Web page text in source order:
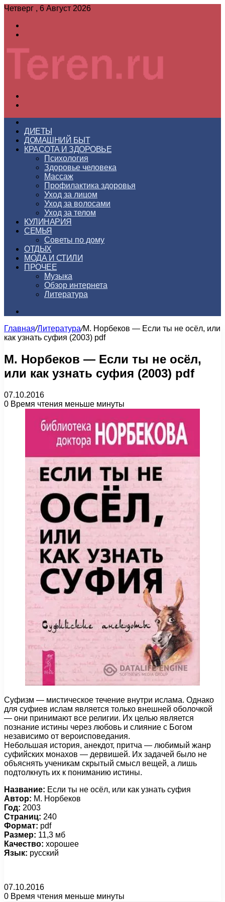
Четверг , 6 Август 2026
ДИЕТЫ
ДОМАШНИЙ БЫТ
КРАСОТА И ЗДОРОВЬЕ
Психология
Здоровье человека
Массаж
Профилактика здоровья
Уход за лицом
Уход за волосами
Уход за телом
КУЛИНАРИЯ
СЕМЬЯ
Советы по дому
ОТДЫХ
МОДА И СТИЛИ
ПРОЧЕЕ
Музыка
Обзор интернета
Литература
Главная/Литература/М. Норбеков — Если ты не осёл, или
как узнать суфия (2003) pdf
М. Норбеков — Если ты не осёл,
или как узнать суфия (2003) pdf
07.10.2016
0 Время чтения меньше минуты
Суфизм — мистическое течение внутри ислама. Однако
для суфиев ислам является только внешней оболочкой
— они принимают все религии. Их целью является
познание истины через любовь и слияние с Богом
независимо от вероисповедания.
Небольшая история, анекдот, притча — любимый жанр
суфийских монахов — дервишей. Их задачей было не
объяснять ученикам скрытый смысл вещей, а лишь
подтолкнуть их к пониманию истины.
Название: Если ты не осёл, или как узнать суфия
Автор: М. Норбеков
Год: 2003
Страниц: 240
Формат: pdf
Размер: 11,3 мб
Качество: хорошее
Язык: русский
07.10.2016
0 Время чтения меньше минуты